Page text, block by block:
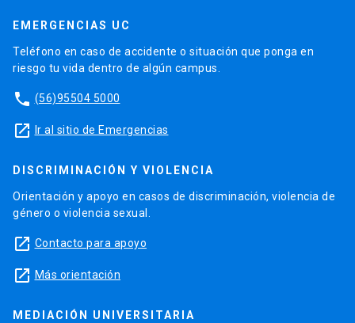
EMERGENCIAS UC
Teléfono en caso de accidente o situación que ponga en
riesgo tu vida dentro de algún campus.
phone (56)95504 5000
launch Ir al sitio de Emergencias
DISCRIMINACIÓN Y VIOLENCIA
Orientación y apoyo en casos de discriminación, violencia de
género o violencia sexual.
launch Contacto para apoyo
launch Más orientación
MEDIACIÓN UNIVERSITARIA